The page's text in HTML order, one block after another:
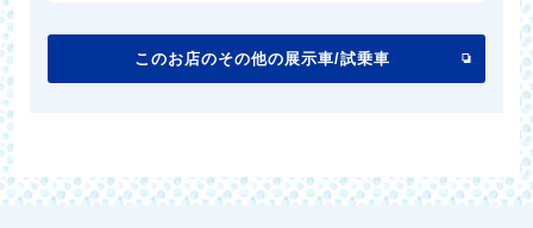
このお店のその他の展示車/試乗車